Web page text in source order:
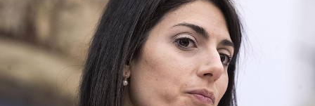
Sport
Mondiali calcio 2026
PODCAST